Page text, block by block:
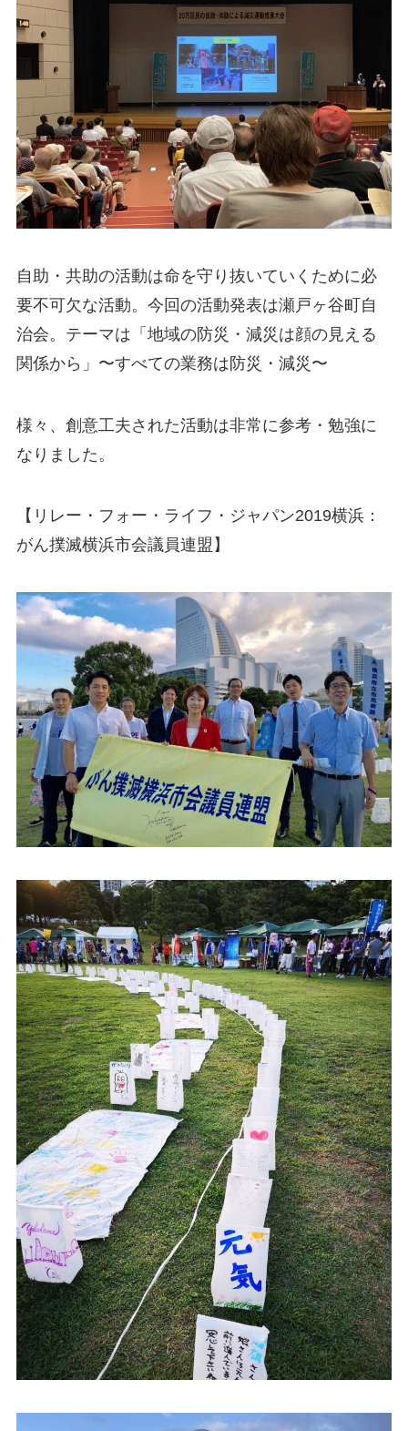
自助・共助の活動は命を守り抜いていくために必
要不可欠な活動。今回の活動発表は瀬戸ヶ谷町自
治会。テーマは「地域の防災・減災は顔の見える
関係から」〜すべての業務は防災・減災〜
様々、創意工夫された活動は非常に参考・勉強に
なりました。
【リレー・フォー・ライフ・ジャパン2019横浜：
がん撲滅横浜市会議員連盟】